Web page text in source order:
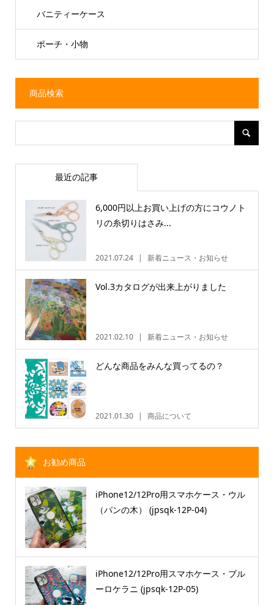
バニティーケース
ポーチ・小物
商品検索
最近の記事
6,000円以上お買い上げの方にコウノト
リの糸切りはさみ...
2021.07.24 新着ニュース・お知らせ
Vol.3カタログが出来上がりました
2021.02.10 新着ニュース・お知らせ
どんな商品をみんな買ってるの？
2021.01.30 商品について
お勧め商品
iPhone12/12Pro用スマホケース・ウル
（パンの木） (jpsqk-12P-04)
iPhone12/12Pro用スマホケース・ブル
ーロケラニ (jpsqk-12P-05)